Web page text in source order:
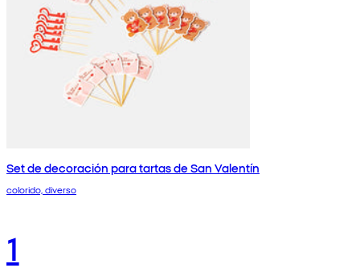
Set de decoración para tartas de San Valentín
colorido, diverso
1